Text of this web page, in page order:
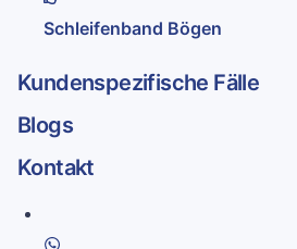
Schleifenband Bögen
Kundenspezifische Fälle
Blogs
Kontakt